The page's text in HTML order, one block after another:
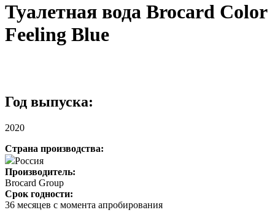
Туалетная вода Brocard Color
Feeling Blue
Год выпуска:
2020
Страна производства:
Россия
Производитель:
Brocard Group
Срок годности:
36 месяцев с момента апробирования